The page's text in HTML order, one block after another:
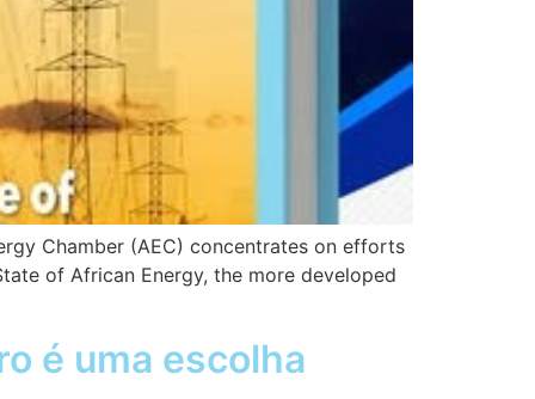
Chamber (AEC) concentrates on efforts
of African Energy, the more developed
é uma escolha